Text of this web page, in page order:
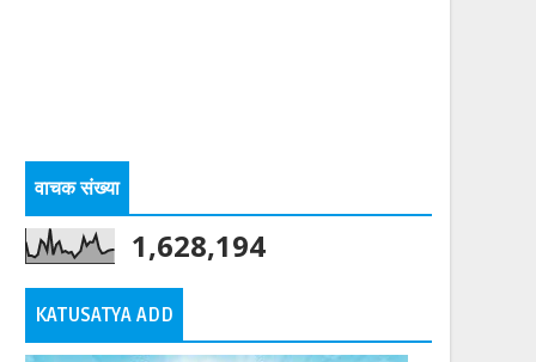
वाचक संख्या
1,628,194
KATUSATYA ADD